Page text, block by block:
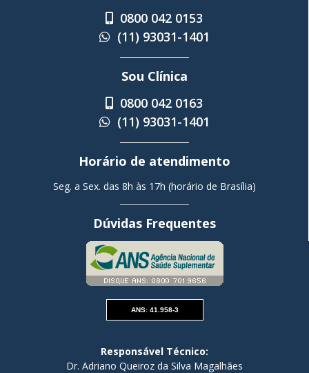
0800 042 0153
(11) 93031-1401
Sou Clínica
0800 042 0163
(11) 93031-1401
Horário de atendimento
Seg. a Sex. das 8h às 17h (horário de Brasília)
Dúvidas Frequentes
ANS: 41.958-3
Responsável Técnico:
Dr. Adriano Queiroz da Silva Magalhães